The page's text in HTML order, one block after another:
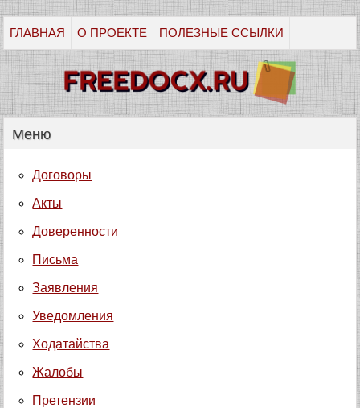
ГЛАВНАЯ О ПРОЕКТЕ ПОЛЕЗНЫЕ ССЫЛКИ
Меню
Договоры
Акты
Доверенности
Письма
Заявления
Уведомления
Ходатайства
Жалобы
Претензии